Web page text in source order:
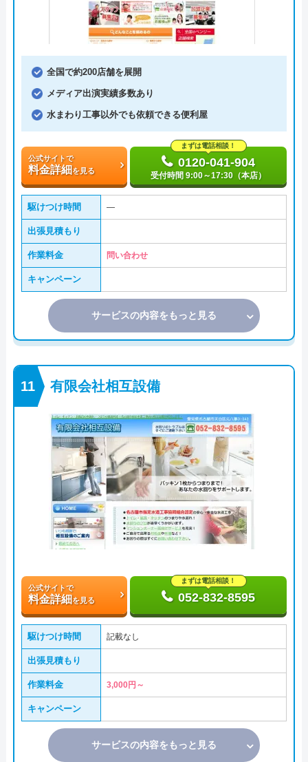
全国で約200店舗を展開
メディア出演実績多数あり
水まわり工事以外でも依頼できる便利屋
公式サイトで
料金詳細 を見る
まずは電話相談！
0120-041-904
受付時間 9:00～17:30（本店）
駆けつけ時間 ―
出張見積もり
作業料金 問い合わせ
キャンペーン
サービスの内容をもっと見る
有限会社相互設備
公式サイトで
料金詳細 を見る
まずは電話相談！
052-832-8595
駆けつけ時間 記載なし
出張見積もり
作業料金 3,000円～
キャンペーン
サービスの内容をもっと見る